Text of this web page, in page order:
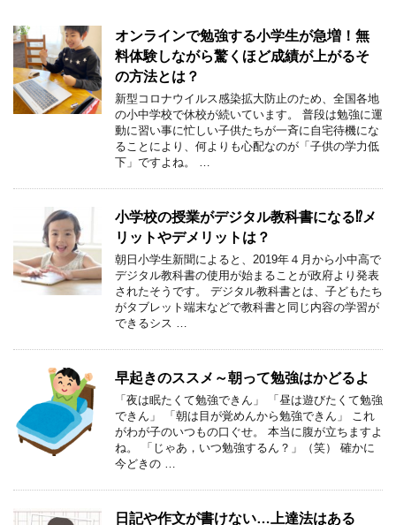
オンラインで勉強する小学生が急増！無
料体験しながら驚くほど成績が上がるそ
の方法とは？
新型コロナウイルス感染拡大防止のため、全国各地
の小中学校で休校が続いています。 普段は勉強に運
動に習い事に忙しい子供たちが一斉に自宅待機にな
ることにより、何よりも心配なのが「子供の学力低
下」ですよね。 …
小学校の授業がデジタル教科書になる⁉メ
リットやデメリットは？
朝日小学生新聞によると、2019年４月から小中高で
デジタル教科書の使用が始まることが政府より発表
されたそうです。 デジタル教科書とは、子どもたち
がタブレット端末などで教科書と同じ内容の学習が
できるシス …
早起きのススメ～朝って勉強はかどるよ
「夜は眠たくて勉強できん」 「昼は遊びたくて勉強
できん」 「朝は目が覚めんから勉強できん」 これ
がわが子のいつもの口ぐせ。 本当に腹が立ちますよ
ね。 「じゃあ，いつ勉強するん？」（笑） 確かに
今どきの …
日記や作文が書けない…上達法はある